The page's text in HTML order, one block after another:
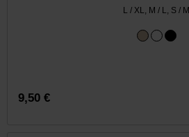
L / XL, M / L, S / M
9,50 €